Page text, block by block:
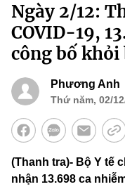
Ngày 2/12:
COVID-19,
công bố khỏi
Phương Anh
Thứ năm, 02/
(Thanh tra)- Bộ Y tế
nhận 13.698 ca